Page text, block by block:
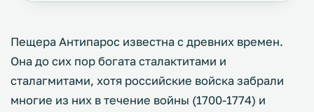
Пещера Антипарос известна с древних времен.
Она до сих пор богата сталактитами и
сталагмитами, хотя российские войска забрали
многие из них в течение войны (1700-1774) и